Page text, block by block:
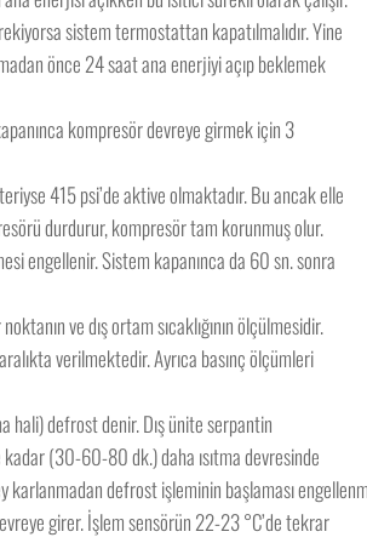
sistem termostattan kapatılmalıdır. Yine
önce 24 saat ana enerjiyi açıp beklemek
kompresör devreye girmek için 3
415 psi’de aktive olmaktadır. Bu ancak elle
durdurur, kompresör tam korunmuş olur.
engellenir. Sistem kapanınca da 60 sn. sonra
ve dış ortam sıcaklığının ölçülmesidir.
verilmektedir. Ayrıca basınç ölçümleri
hali) defrost denir. Dış ünite serpantin
(30-60-80 dk.) daha ısıtma devresinde
karlanmadan defrost işleminin başlaması
girer. İşlem sensörün 22-23 °C’de tekrar